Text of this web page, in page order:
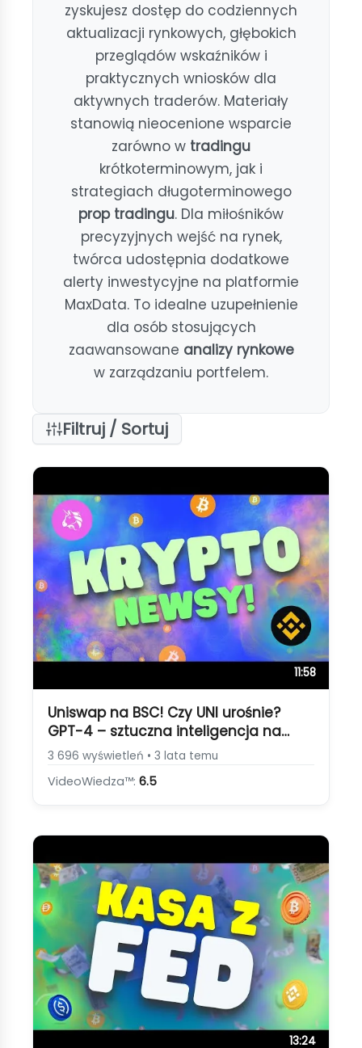
zyskujesz dostęp do codziennych
aktualizacji rynkowych, głębokich
przeglądów wskaźników i
praktycznych wniosków dla
aktywnych traderów. Materiały
stanowią nieocenione wsparcie
zarówno w tradingu
krótkoterminowym, jak i
strategiach długoterminowego
prop tradingu. Dla miłośników
precyzyjnych wejść na rynek,
twórca udostępnia dodatkowe
alerty inwestycyjne na platformie
MaxData. To idealne uzupełnienie
dla osób stosujących
zaawansowane analizy rynkowe
w zarządzaniu portfelem.
Filtruj / Sortuj
11:58
Uniswap na BSC! Czy UNI urośnie?
GPT-4 – sztuczna inteligencja na
wyższym poziomie! BTC Bitcoin
[Bitcoin, Uniswap na BSC, GPT-4]
3 696 wyświetleń • 3 lata temu
VideoWiedza™: 6.5
13:24